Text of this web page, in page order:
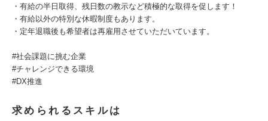
・有給の半日取得、残日数の教示など積極的な取得を促します！
・有給以外の特別な休暇制度もあります。
・定年退職後も希望者は再雇用させていただいています。
#社会課題に挑む企業
#チャレンジできる環境
#DX推進
求められるスキルは